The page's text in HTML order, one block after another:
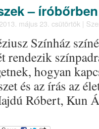
– íróbőrben
2013. május 23. csütörtök |
Színház
rendezik
hogyan
és az írás az
Róbert, Kun